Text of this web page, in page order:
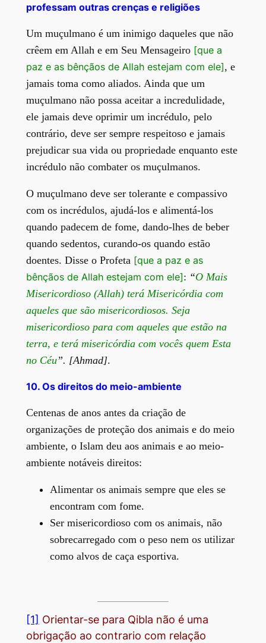
professam outras crenças e religiões
Um muçulmano é um inimigo daqueles que não
crêem em Allah e em Seu Mensageiro [que a
paz e as bênçãos de Allah estejam com ele], e
jamais toma como aliados. Ainda que um
muçulmano não possa aceitar a incredulidade,
ele jamais deve oprimir um incrédulo, pelo
contrário, deve ser sempre respeitoso e jamais
prejudicar sua vida ou propriedade enquanto este
incrédulo não combater os muçulmanos.
O muçulmano deve ser tolerante e compassivo
com os incrédulos, ajudá-los e alimentá-los
quando padecem de fome, dando-lhes de beber
quando sedentos, curando-os quando estão
doentes. Disse o Profeta [que a paz e as
bênçãos de Allah estejam com ele]: “O Mais
Misericordioso (Allah) terá Misericórdia com
aqueles que são misericordiosos. Seja
misericordioso para com aqueles que estão na
terra, e terá misericórdia com vocês quem Esta
no Céu”. [Ahmad].
10. Os direitos do meio-ambiente
Centenas de anos antes da criação de
organizações de proteção dos animais e do meio
ambiente, o Islam deu aos animais e ao meio-
ambiente notáveis direitos:
Alimentar os animais sempre que eles se
encontram com fome.
Ser misericordioso com os animais, não
sobrecarregado com o peso nem os utilizar
como alvos de caça esportiva.
[1] Orientar-se para Qibla não é uma
obrigação ao contrario com relação